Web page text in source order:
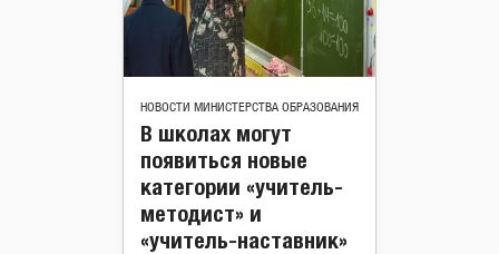
НОВОСТИ МИНИСТЕРСТВА ОБРАЗОВАНИЯ
В школах могут
появиться новые
категории «учитель-
методист» и
«учитель-наставник»